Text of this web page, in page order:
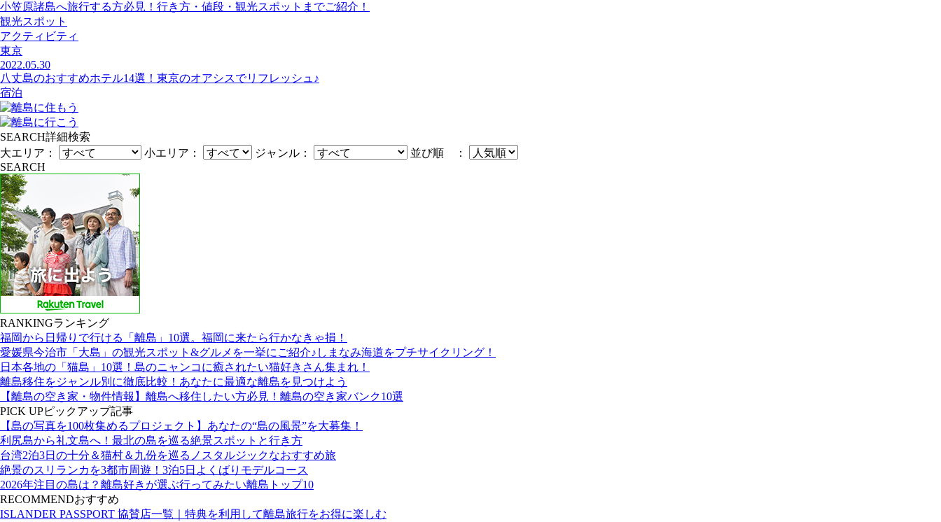
小笠原諸島へ旅行する方必見！行き方・値段・観光スポットまでご紹介！
観光スポット
アクティビティ
東京
2022.05.30
八丈島のおすすめホテル14選！東京のオアシスでリフレッシュ♪
宿泊
SEARCH詳細検索
大エリア：
小エリア： ジャンル：
並び順 ：
SEARCH
RANKINGランキング
福岡から日帰りで行ける「離島」10選。福岡に来たら行かなきゃ損！
愛媛県今治市「大島」の観光スポット&グルメを一挙にご紹介♪しまなみ海道をプチサイクリング！
日本各地の「猫島」10選！島のニャンコに癒されたい猫好きさん集まれ！
離島移住をジャンル別に徹底比較！あなたに最適な離島を見つけよう
【離島の空き家・物件情報】離島へ移住したい方必見！離島の空き家バンク10選
PICK UPピックアップ記事
【島の写真を100枚集めるプロジェクト】あなたの“島の風景”を大募集！
利尻島から礼文島へ！最北の島を巡る絶景スポットと行き方
台湾2泊3日の十分＆猫村＆九份を巡るノスタルジックなおすすめ旅
絶景のスリランカを3都市周遊！3泊5日よくばりモデルコース
2026年注目の島は？離島好きが選ぶ行ってみたい離島トップ10
RECOMMENDおすすめ
ISLANDER PASSPORT 協賛店一覧｜特典を利用して離島旅行をお得に楽しむ